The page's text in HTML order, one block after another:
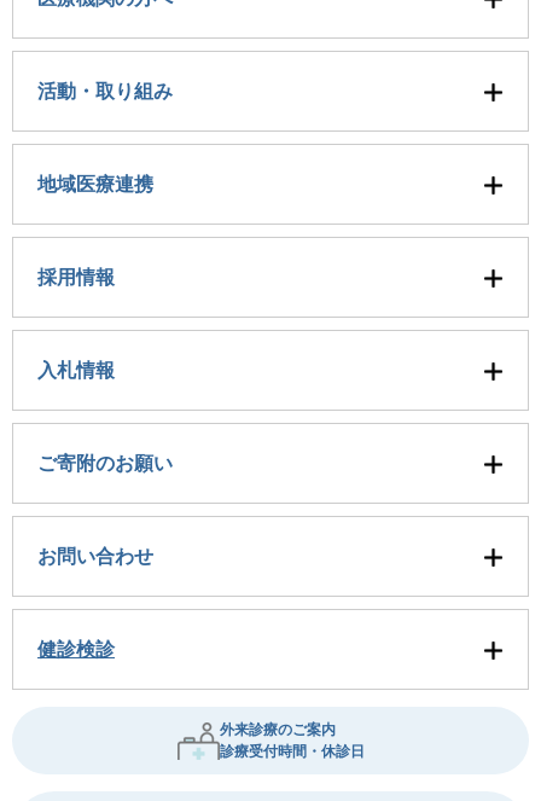
活動・取り組み
地域医療連携
採用情報
入札情報
ご寄附のお願い
お問い合わせ
健診検診
外来診療のご案内
診療受付時間・休診日